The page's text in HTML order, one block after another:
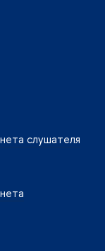
слушателя